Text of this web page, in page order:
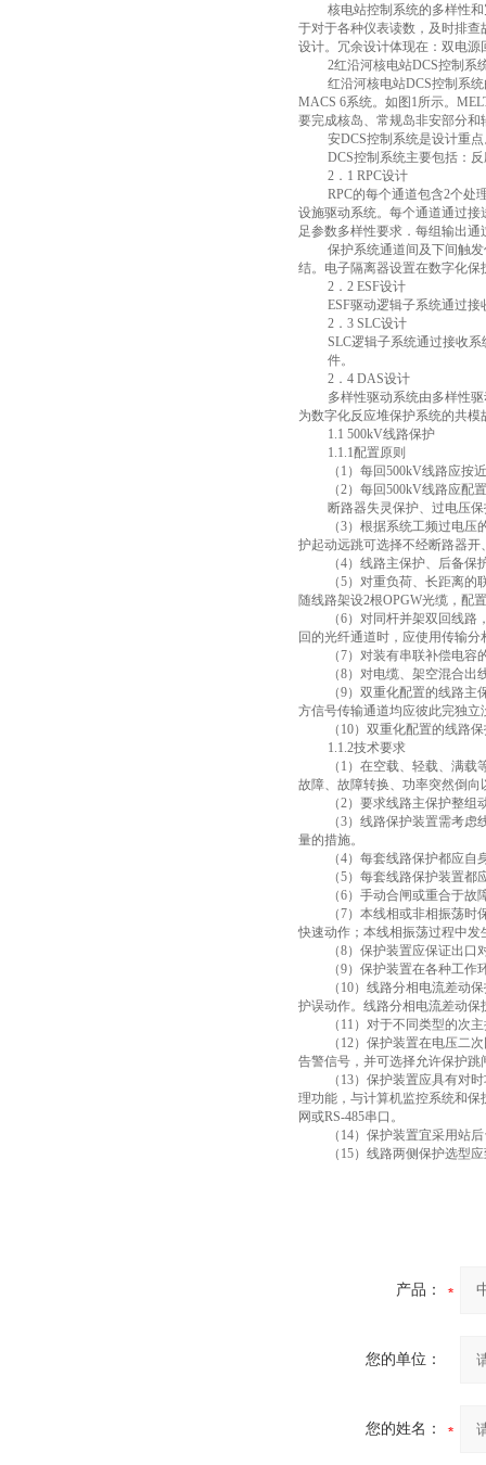
核电站控制系统的多样性
于对于各种仪表读数，及时排
设计。冗余设计体现在：双电
2红沿河核电站DCS控制系
红沿河核电站DCS控制系
MACS 6系统。如图 1所示。
要完成核岛、常规岛非安部分
安DCS控制系统是设计重
DCS控制系统主要包括：
2 ． 1 RPC设计
RPC的每个通道包含2个处
设施驱动系统。每个通道通过接
足参数多样性要求．每组输出
保护系统通道间及下间触
结。电子隔离器设置在数字化保
2 ． 2 ESF设计
ESF驱动逻辑子系统通过接
2 ． 3 SLC设计
SLC逻辑子系统通过接收系
件。
2 ． 4 DAS设计
多样性驱动系统由多样性
为数字化反应堆保护系统的共
1.1 500kV线路保护
1.1.1配置原则
（ 1 ）每回500kV线路应按
（2）每回500kV线路应配
断路器失灵保护、过电压
（3）根据系统工频过电压
护起动远跳可选择不经断路器开
（4）线路主保护、后备保
（5）对重负荷、长距离的
随线路架设2根OPGW光缆，配
（6）对同杆并架双回线路
回的光纤通道时，应使用传输
（7）对装有串联补偿电容
（8）对电缆、架空混合出
（9）双重化配置的线路主
方信号传输通道均应彼此完独立
（ 10）双重化配置的线路
1.1.2技术要求
（ 1 ）在空载、轻载、满载
故障、故障转换、功率突然倒
（2）要求线路主保护整组
（3）线路保护装置需考虑
量的措施。
（4）每套线路保护都应自
（5）每套线路保护装置都
（6）手动合闸或重合于故
（7）本线相或非相振荡时
快速动作；本线相振荡过程中
（8）保护装置应保证出口
（9）保护装置在各种工作
（ 10）线路分相电流差动
护误动作。线路分相电流差动
（ 11 ）对于不同类型的次
（ 12）保护装置在电压二
告警信号，并可选择允许保护跳
（ 13）保护装置应具有对
理功能，与计算机监控系统和
网或RS-485串口。
（ 14）保护装置宜采用站
（ 15）线路两侧保护选型
产品：
您的单位：
您的姓名：